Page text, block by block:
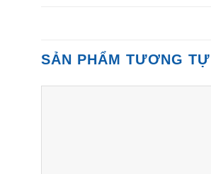
SẢN PHẨM TƯƠNG TỰ